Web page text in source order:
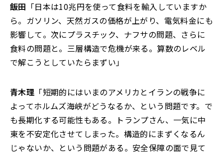
飯田 「日本は10兆円を使って食料を輸入していますか
ら。ガソリン、天然ガスの価格が上がり、電気料金にも
影響して。次にプラスチック、ナフサの問題、さらに
食料の問題と。三層構造で危機が来る。算数のレベル
で解こうとしていたらまずい」
青木理 「短期的にはいまのアメリカとイランの戦争に
よってホルムズ海峡がどうなるか、という問題です。で
も長期化する可能性もある。トランプさん、一気に中
東を不安定化させてしまった。構造的にまずくなるん
じゃないか、という問題がある。安全保障の面で見て